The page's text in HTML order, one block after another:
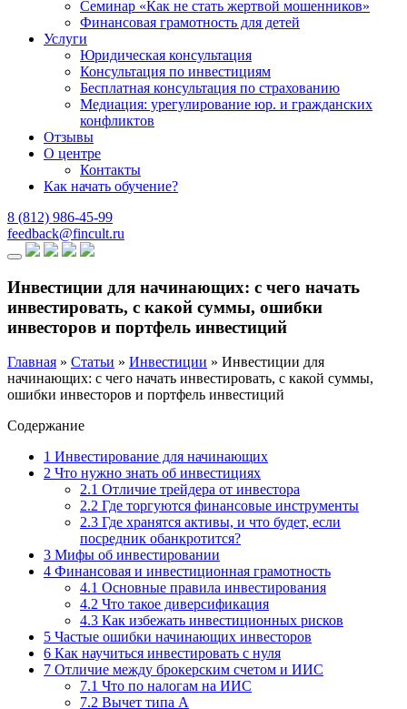
Семинар «Как не стать жертвой мошенников»
Финансовая грамотность для детей
Услуги
Юридическая консультация
Консультация по инвестициям
Бесплатная консультация по страхованию
Медиация: урегулирование юр. и гражданских
конфликтов
Отзывы
О центре
Контакты
Как начать обучение?
8 (812) 986-45-99
feedback@fincult.ru
Инвестиции для начинающих: с чего начать
инвестировать, с какой суммы, ошибки
инвесторов и портфель инвестиций
Главная » Статьи » Инвестиции » Инвестиции для
начинающих: с чего начать инвестировать, с какой суммы,
ошибки инвесторов и портфель инвестиций
Содержание
1 Инвестирование для начинающих
2 Что нужно знать об инвестициях
2.1 Отличие трейдера от инвестора
2.2 Где торгуются финансовые инструменты
2.3 Где хранятся активы, и что будет, если
посредник обанкротится?
3 Мифы об инвестировании
4 Финансовая и инвестиционная грамотность
4.1 Основные правила инвестирования
4.2 Что такое диверсификация
4.3 Как избежать инвестиционных рисков
5 Частые ошибки начинающих инвесторов
6 Как научиться инвестировать с нуля
7 Отличие между брокерским счетом и ИИС
7.1 Что по налогам на ИИС
7.2 Вычет типа А